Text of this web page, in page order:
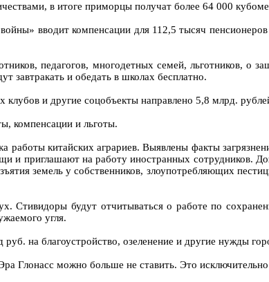
в итоге приморцы получат более 64 000
вводит компенсации для 112,5 тысяч
педагогов, многодетных семей, льготников, о
завтракать и обедать в школах бесплатно.
и другие соцобъекты направлено 5,8 млрд.
компенсации и льготы.
работы китайских аграриев. Выявлены факты
и приглашают на работу иностранных сотрудников.
земель у собственников, злоупотребляющих
Стивидоры будут отчитываться о работе по
угля.
на благоустройство, озеленение и другие нужды
Глонасс можно больше не ставить. Это исключительно